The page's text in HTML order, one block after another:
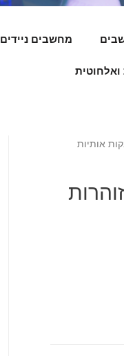
מחשבים ניידים
אותיות